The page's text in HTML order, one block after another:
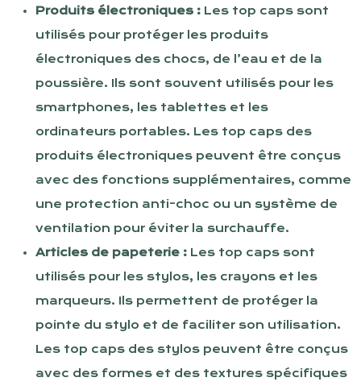
Produits électroniques : Les top caps sont
utilisés pour protéger les produits
électroniques des chocs, de l’eau et de la
poussière. Ils sont souvent utilisés pour les
smartphones, les tablettes et les
ordinateurs portables. Les top caps des
produits électroniques peuvent être conçus
avec des fonctions supplémentaires, comme
une protection anti-choc ou un système de
ventilation pour éviter la surchauffe.
Articles de papeterie : Les top caps sont
utilisés pour les stylos, les crayons et les
marqueurs. Ils permettent de protéger la
pointe du stylo et de faciliter son utilisation.
Les top caps des stylos peuvent être conçus
avec des formes et des textures spécifiques